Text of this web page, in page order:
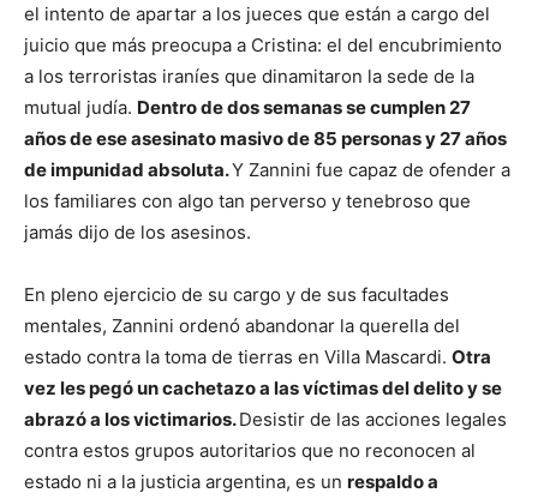
el intento de apartar a los jueces que están a cargo del
juicio que más preocupa a Cristina: el del encubrimiento
a los terroristas iraníes que dinamitaron la sede de la
mutual judía. Dentro de dos semanas se cumplen 27
años de ese asesinato masivo de 85 personas y 27 años
de impunidad absoluta.Y Zannini fue capaz de ofender a
los familiares con algo tan perverso y tenebroso que
jamás dijo de los asesinos.
En pleno ejercicio de su cargo y de sus facultades
mentales, Zannini ordenó abandonar la querella del
estado contra la toma de tierras en Villa Mascardi. Otra
vez les pegó un cachetazo a las víctimas del delito y se
abrazó a los victimarios.Desistir de las acciones legales
contra estos grupos autoritarios que no reconocen al
estado ni a la justicia argentina, es un respaldo a